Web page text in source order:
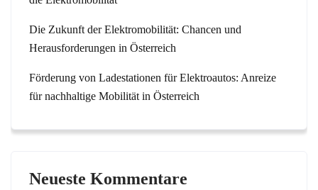
Die Zukunft der Elektromobilität: Chancen und
Herausforderungen in Österreich
Förderung von Ladestationen für Elektroautos: Anreize
für nachhaltige Mobilität in Österreich
Neueste Kommentare